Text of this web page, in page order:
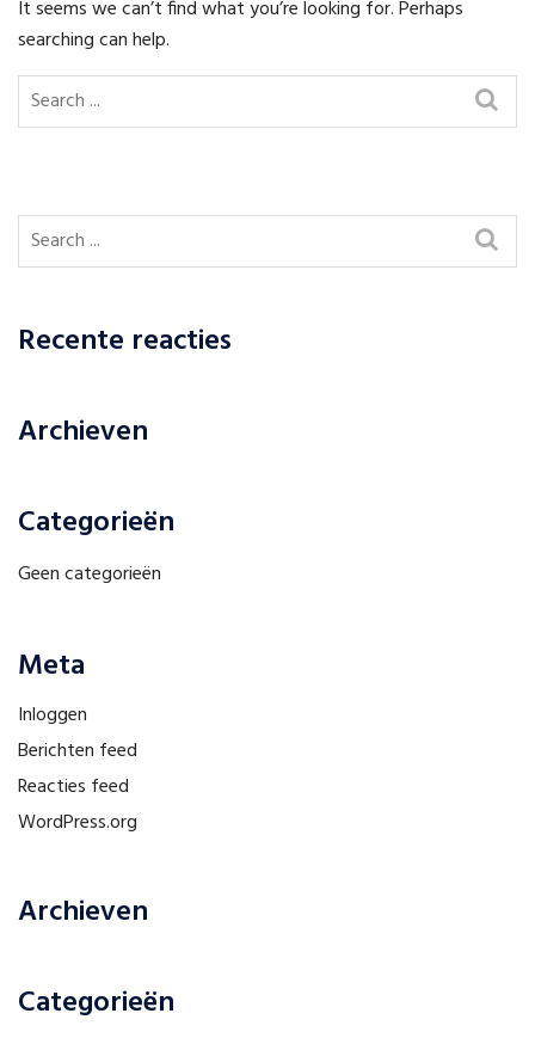
It seems we can’t find what you’re looking for. Perhaps
searching can help.
Recente reacties
Archieven
Categorieën
Geen categorieën
Meta
Inloggen
Berichten feed
Reacties feed
WordPress.org
Archieven
Categorieën